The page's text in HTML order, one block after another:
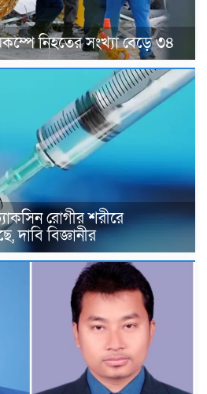
নিহতের সংখ্যা বেড়ে ৩৪
রোগীর শরীরে
দাবি বিজ্ঞানীর